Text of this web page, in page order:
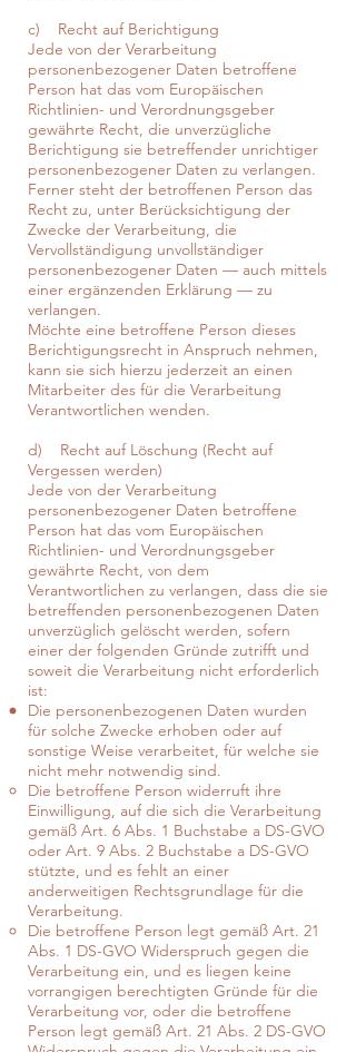
c) Recht auf Berichtigung
Jede von der Verarbeitung
personenbezogener Daten betroffene
Person hat das vom Europäischen
Richtlinien- und Verordnungsgeber
gewährte Recht, die unverzügliche
Berichtigung sie betreffender unrichtiger
personenbezogener Daten zu verlangen.
Ferner steht der betroffenen Person das
Recht zu, unter Berücksichtigung der
Zwecke der Verarbeitung, die
Vervollständigung unvollständiger
personenbezogener Daten — auch mittels
einer ergänzenden Erklärung — zu
verlangen.
Möchte eine betroffene Person dieses
Berichtigungsrecht in Anspruch nehmen,
kann sie sich hierzu jederzeit an einen
Mitarbeiter des für die Verarbeitung
Verantwortlichen wenden.
d) Recht auf Löschung (Recht auf
Vergessen werden)
Jede von der Verarbeitung
personenbezogener Daten betroffene
Person hat das vom Europäischen
Richtlinien- und Verordnungsgeber
gewährte Recht, von dem
Verantwortlichen zu verlangen, dass die sie
betreffenden personenbezogenen Daten
unverzüglich gelöscht werden, sofern
einer der folgenden Gründe zutrifft und
soweit die Verarbeitung nicht erforderlich
ist:
Die personenbezogenen Daten wurden
für solche Zwecke erhoben oder auf
sonstige Weise verarbeitet, für welche sie
nicht mehr notwendig sind.
Die betroffene Person widerruft ihre
Einwilligung, auf die sich die Verarbeitung
gemäß Art. 6 Abs. 1 Buchstabe a DS-GVO
oder Art. 9 Abs. 2 Buchstabe a DS-GVO
stützte, und es fehlt an einer
anderweitigen Rechtsgrundlage für die
Verarbeitung.
Die betroffene Person legt gemäß Art. 21
Abs. 1 DS-GVO Widerspruch gegen die
Verarbeitung ein, und es liegen keine
vorrangigen berechtigten Gründe für die
Verarbeitung vor, oder die betroffene
Person legt gemäß Art. 21 Abs. 2 DS-GVO
Widerspruch gegen die Verarbeitung ein.